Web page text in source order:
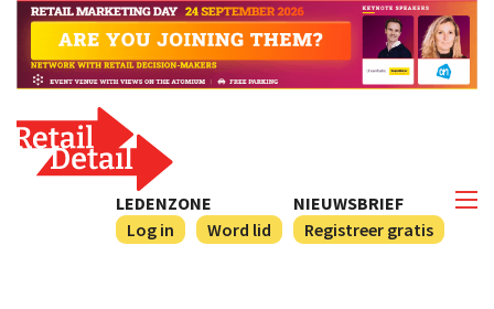
NIEUWSBRIEF
Registreer gratis
LEDENZONE
Log in
Word lid